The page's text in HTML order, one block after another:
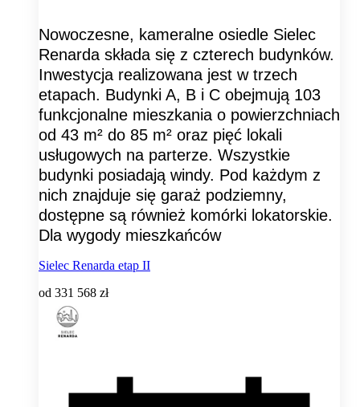
Nowoczesne, kameralne osiedle Sielec
Renarda składa się z czterech budynków.
Inwestycja realizowana jest w trzech
etapach. Budynki A, B i C obejmują 103
funkcjonalne mieszkania o powierzchniach
od 43 m² do 85 m² oraz pięć lokali
usługowych na parterze. Wszystkie
budynki posiadają windy. Pod każdym z
nich znajduje się garaż podziemny,
dostępne są również komórki lokatorskie.
Dla wygody mieszkańców
Sielec Renarda etap II
od 331 568 zł